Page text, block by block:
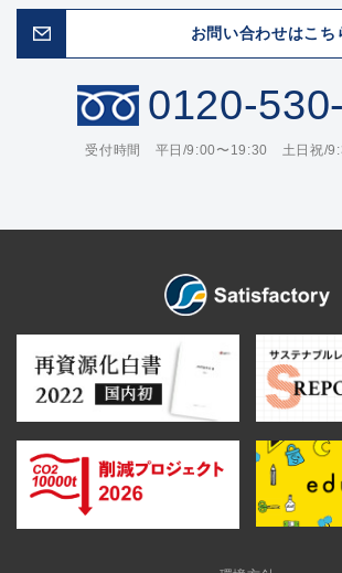
お問い合わせはこち
0120-
受付時間 平日/9:00〜19:30 土日祝/